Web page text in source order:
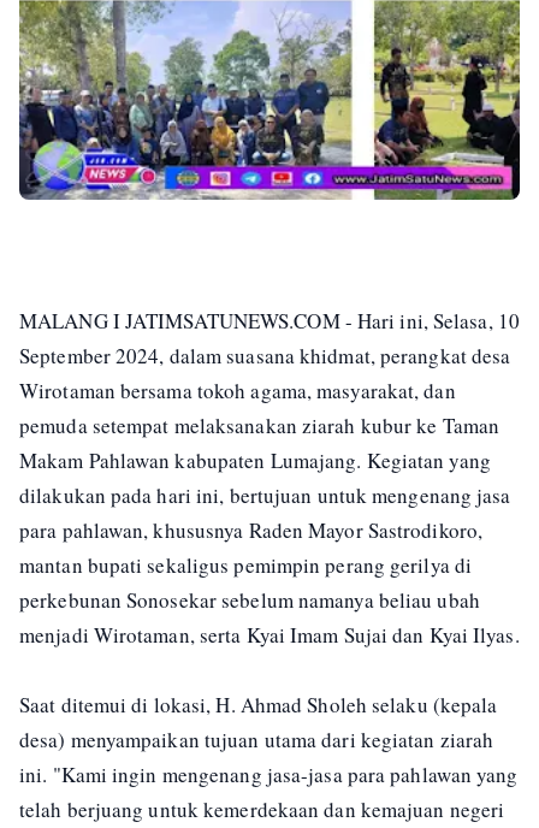
MALANG I JATIMSATUNEWS.COM - Hari ini, Selasa, 10
September 2024, dalam suasana khidmat, perangkat desa
Wirotaman bersama tokoh agama, masyarakat, dan
pemuda setempat melaksanakan ziarah kubur ke Taman
Makam Pahlawan kabupaten Lumajang. Kegiatan yang
dilakukan pada hari ini, bertujuan untuk mengenang jasa
para pahlawan, khususnya Raden Mayor Sastrodikoro,
mantan bupati sekaligus pemimpin perang gerilya di
perkebunan Sonosekar sebelum namanya beliau ubah
menjadi Wirotaman, serta Kyai Imam Sujai dan Kyai Ilyas.
Saat ditemui di lokasi, H. Ahmad Sholeh selaku (kepala
desa) menyampaikan tujuan utama dari kegiatan ziarah
ini. "Kami ingin mengenang jasa-jasa para pahlawan yang
telah berjuang untuk kemerdekaan dan kemajuan negeri